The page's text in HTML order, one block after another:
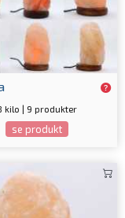
kilo | 9 produkter
se produkt